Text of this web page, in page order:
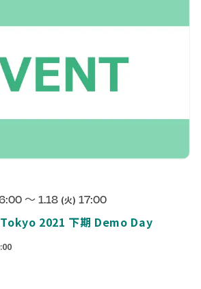
〜 1.18 (火) 17:00
2021 下期 Demo Day